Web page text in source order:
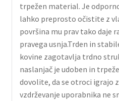
trpežen material. Je
lahko preprosto očistite z
površina mu prav tako daje
pravega usnja.Trden in
kovine zagotavlja trdno
naslanjač je udoben in
dovolite, da se otroci igrajo
vzdrževanje uporabnika ne